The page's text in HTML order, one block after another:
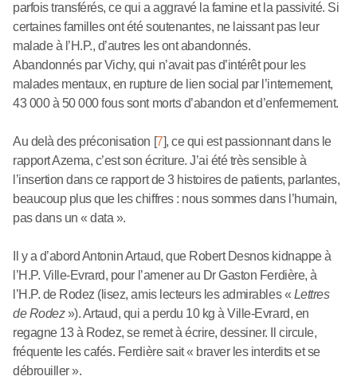
parfois transférés, ce qui a aggravé la famine et la passivité. Si
certaines familles ont été soutenantes, ne laissant pas leur
malade à l’H.P., d’autres les ont abandonnés.
Abandonnés par Vichy, qui n’avait pas d’intérêt pour les
malades mentaux, en rupture de lien social par l’internement,
43 000 à 50 000 fous sont morts d’abandon et d’enfermement.
Au delà des préconisation [7], ce qui est passionnant dans le
rapport Azema, c’est son écriture. J’ai été très sensible à
l’insertion dans ce rapport de 3 histoires de patients, parlantes,
beaucoup plus que les chiffres : nous sommes dans l’humain,
pas dans un « data ».
Il y a d’abord Antonin Artaud, que Robert Desnos kidnappe à
l’H.P. Ville-Evrard, pour l’amener au Dr Gaston Ferdière, à
l’H.P. de Rodez (lisez, amis lecteurs les admirables « Lettres
de Rodez»). Artaud, qui a perdu 10 kg à Ville-Evrard, en
regagne 13 à Rodez, se remet à écrire, dessiner. Il circule,
fréquente les cafés. Ferdière sait « braver les interdits et se
débrouiller ».